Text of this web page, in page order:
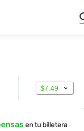
$7.49
en tu billetera